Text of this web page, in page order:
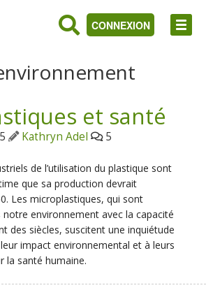
CONNEXION
et santé
Kathryn Adel
5
de l’utilisation du plastique sont
que sa production devrait
Les microplastiques, qui sont
environnement avec la capacité
des siècles, suscitent une inquiétude
impact environnemental et à leurs
la santé humaine.